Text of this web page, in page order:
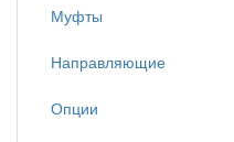
Муфты
Направляющие
Опции